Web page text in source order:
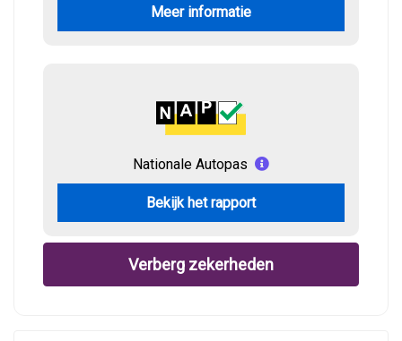
Meer informatie
Nationale Autopas
Bekijk het rapport
Verberg zekerheden